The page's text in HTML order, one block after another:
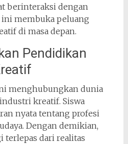
berinteraksi dengan
membuka peluang
di masa depan.
Pendidikan
menghubungkan dunia
kreatif. Siswa
nyata tentang profesi
Dengan demikian,
dari realitas